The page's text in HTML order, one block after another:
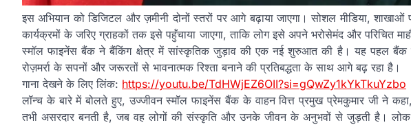
इस अभियान को डिजिटल और ज़मीनी दोनों स्तरों पर आगे बढ़ाया जाएगा। सोशल मीडिया, शाखाओं
कार्यक्रमों के जरिए ग्राहकों तक इसे पहुँचाया जाएगा, ताकि लोग इसे अपने भरोसेमंद और परिचित
स्मॉल फाइनेंस बैंक ने बैंकिंग क्षेत्र में सांस्कृतिक जुड़ाव की एक नई शुरुआत की है। यह पहल बैंक
रोज़मर्रा के सपनों और जरूरतों से भावनात्मक रिश्ता बनाने की प्रतिबद्धता के साथ आगे बढ़ रहा है।
गाना देखने के लिए लिंक: https://youtu.be/TdHWjEZ6OII?si=gQwZy1kYkTkuYzbo
लॉन्च के बारे में बोलते हुए, उज्जीवन स्मॉल फाइनेंस बैंक के वाहन वित्त प्रमुख प्रेमकुमार जी ने कहा,
तभी असरदार बनती है, जब वह लोगों की संस्कृति और उनके जीवन के अनुभवों से जुड़ती है। लोक